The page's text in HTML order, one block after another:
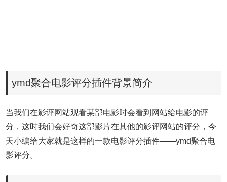
ymd聚合电影评分插件背景简介
当我们在影评网站观看某部电影时会看到网站给电影的评
分，这时我们会好奇这部影片在其他的影评网站的评分，今
天小编给大家就是这样的一款电影评分插件——ymd聚合电
影评分。